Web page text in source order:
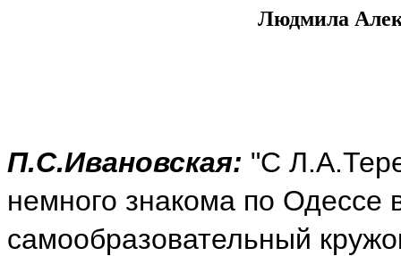
Людмила
П.С.Ивановская: "С
немного знакома по Одессе
самообразовательный